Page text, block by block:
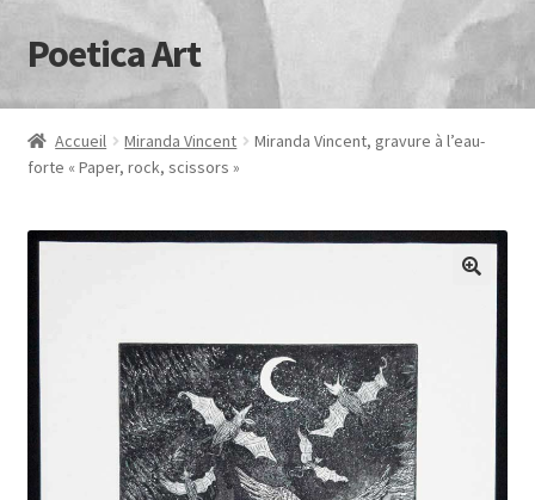
Aller
à
la
navigation
Aller
au
contenu
Poetica Art
Accueil Miranda Vincent
Miranda Vincent, gravure à l’eau-
forte « Paper, rock, scissors »